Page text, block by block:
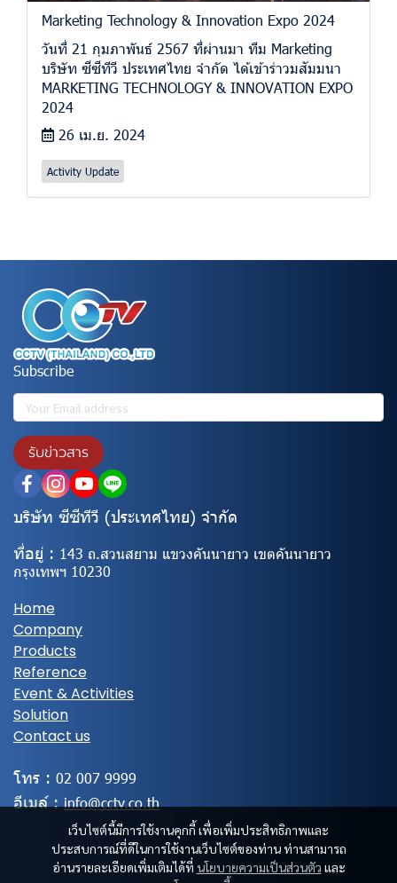
Marketing Technology & Innovation Expo 2024
วันที่ 21 กุมภาพันธ์ 2567 ที่ผ่านมา ทีม Marketing
บริษัท ซีซีทีวี ประเทศไทย จำกัด ได้เข้าร่าวมสัมมนา
MARKETING TECHNOLOGY & INNOVATION EXPO
2024
26 เม.ย. 2024
Activity Update
เว็บไซต์นี้มีการใช้งานคุกกี้ เพื่อเพิ่มประสิทธิภาพและ
ประสบการณ์ที่ดีในการใช้งานเว็บไซต์ของท่าน ท่านสามารถ
อ่านรายละเอียดเพิ่มเติมได้ที่ นโยบายความเป็นส่วนตัว และ
Subscribe
รับข่าวสาร
บริษัท ซีซีทีวี (ประเทศไทย) จํากัด
ที่อยู่ : 143 ถ.สวนสยาม แขวงคันนายาว เขตคันนายาว
กรุงเทพฯ 10230
Home
Company
Products
Reference
Event & Activities
Solution
Contact us
โทร : 02 007 9999
อีเมล์ :info@cctv.co.th